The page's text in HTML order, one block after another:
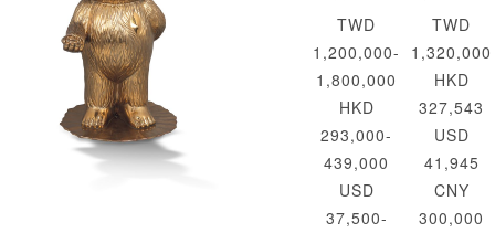
TWD
1,200,000-
1,800,000
HKD
293,000-
439,000
USD
37,500-
TWD
1,320,000
HKD
327,543
USD
41,945
CNY
300,000